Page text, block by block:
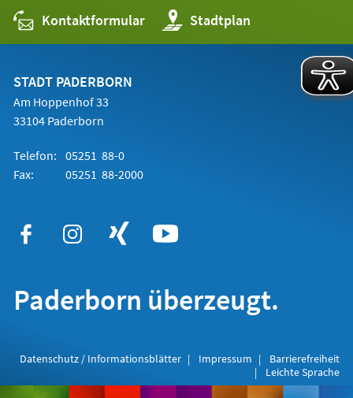
Kontaktformular Stadtplan
(Öffnet
in
einem
STADT PADERBORN
Am Hoppenhof 33
33104 Paderborn
Telefon: 05251 88-0
Fax:
05251 88-2000
Paderborn überzeugt.
Datenschutz / Informationsblätter Impressum
Barrierefreiheit
Leichte Sprache